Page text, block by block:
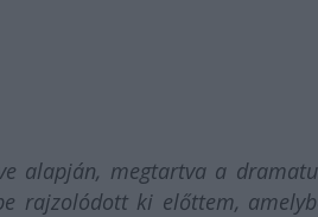
alapján, megtartva a
rajzolódott ki előttem,